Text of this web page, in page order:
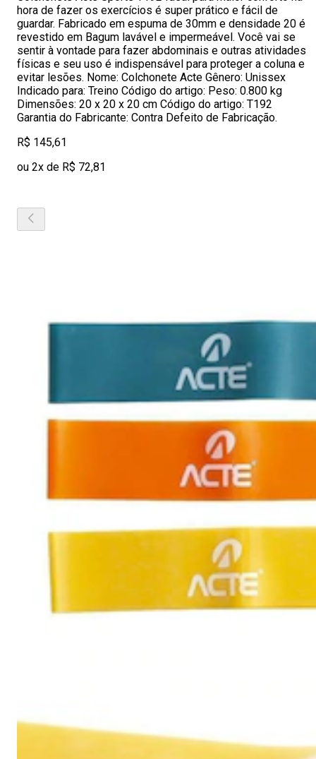
hora de fazer os exercícios é super prático e fácil de
guardar. Fabricado em espuma de 30mm e densidade 20 é
revestido em Bagum lavável e impermeável. Você vai se
sentir à vontade para fazer abdominais e outras atividades
físicas e seu uso é indispensável para proteger a coluna e
evitar lesões. Nome: Colchonete Acte Gênero: Unissex
Indicado para: Treino Código do artigo: Peso: 0.800 kg
Dimensões: 20 x 20 x 20 cm Código do artigo: T192
Garantia do Fabricante: Contra Defeito de Fabricação.
R$ 145,61
ou 2x de R$ 72,81